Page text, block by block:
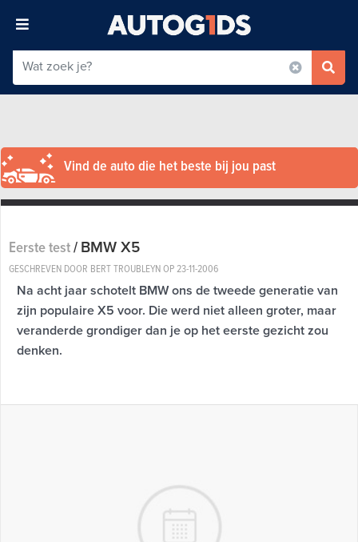
Vind de auto die het beste bij jou past
Eerste test/BMW X5
GESCHREVEN DOOR BERT TROUBLEYN OP 23-11-2006
Na acht jaar schotelt BMW ons de tweede generatie van
zijn populaire X5 voor. Die werd niet alleen groter, maar
veranderde grondiger dan je op het eerste gezicht zou
denken.